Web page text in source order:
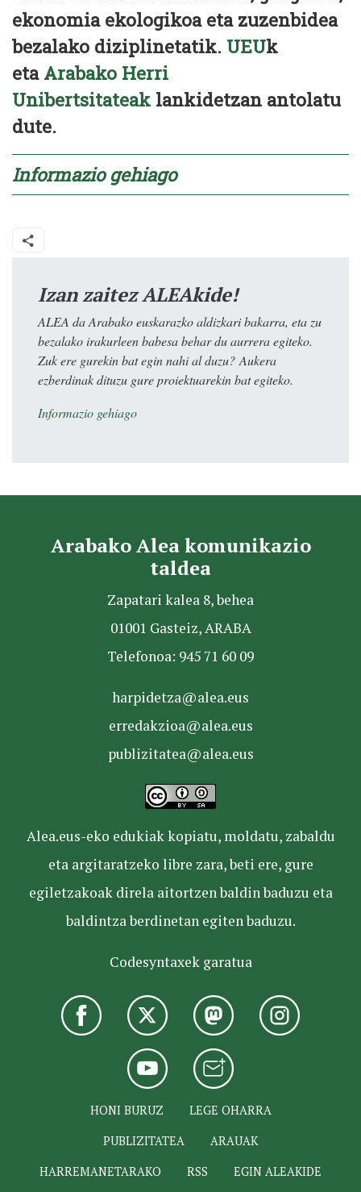
ekonomia ekologikoa eta zuzenbidea
bezalako diziplinetatik. UEUk
eta Arabako Herri
Unibertsitateak lankidetzan antolatu
dute.
Informazio gehiago
Izan zaitez ALEAkide!
ALEA da Arabako euskarazko aldizkari bakarra, eta zu
bezalako irakurleen babesa behar du aurrera egiteko.
Zuk ere gurekin bat egin nahi al duzu? Aukera
ezberdinak dituzu gure proiektuarekin bat egiteko.
Informazio gehiago
Arabako Alea komunikazio
taldea
Zapatari kalea 8, behea
01001 Gasteiz, ARABA
Telefonoa: 945 71 60 09
harpidetza@alea.eus
erredakzioa@alea.eus
publizitatea@alea.eus
Alea.eus-eko edukiak kopiatu, moldatu, zabaldu
eta argitaratzeko libre zara, beti ere, gure
egiletzakoak direla aitortzen baldin baduzu eta
baldintza berdinetan egiten baduzu.
Codesyntaxek garatua
HONI BURUZ
LEGE OHARRA
PUBLIZITATEA
ARAUAK
HARREMANETARAKO
RSS EGIN ALEAKIDE